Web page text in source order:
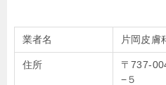
業者名 片岡皮膚
住所
〒737-
−５